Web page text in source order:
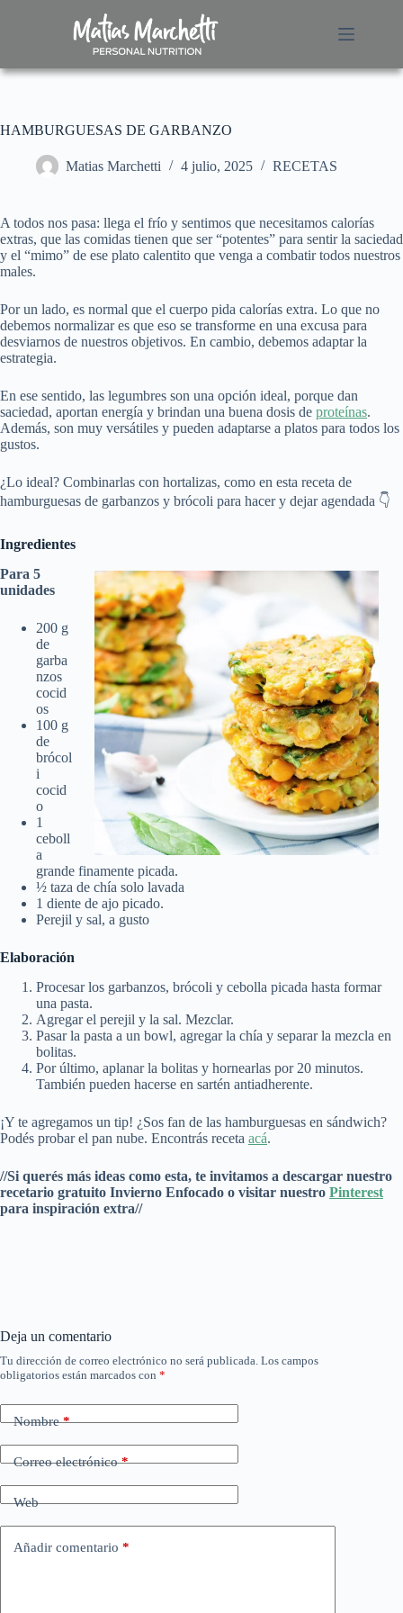
t
l
n
i
d
o
HAMBURGUESAS DE GARBANZO
Matias Marchetti 4 julio, 2025 RECETAS
A todos nos pasa: llega el frío y sentimos que necesitamos calorías
extras, que las comidas tienen que ser “potentes” para sentir la saciedad
y el “mimo” de ese plato calentito que venga a combatir todos nuestros
males.
Por un lado, es normal que el cuerpo pida calorías extra. Lo que no
debemos normalizar es que eso se transforme en una excusa para
desviarnos de nuestros objetivos. En cambio, debemos adaptar la
estrategia.
En ese sentido, las legumbres son una opción ideal, porque dan
saciedad, aportan energía y brindan una buena dosis de proteínas.
Además, son muy versátiles y pueden adaptarse a platos para todos los
gustos.
¿Lo ideal? Combinarlas con hortalizas, como en esta receta de
hamburguesas de garbanzos y brócoli para hacer y dejar agendada 👇
Ingredientes
Para 5
unidades
200 g
de
garba
nzos
cocid
os
100 g
de
brócol
i
cocid
o
1
ceboll
a
grande finamente picada.
½ taza de chía solo lavada
1 diente de ajo picado.
Perejil y sal, a gusto
Elaboración
Procesar los garbanzos, brócoli y cebolla picada hasta formar
una pasta.
Agregar el perejil y la sal. Mezclar.
Pasar la pasta a un bowl, agregar la chía y separar la mezcla en
bolitas.
Por último, aplanar la bolitas y hornearlas por 20 minutos.
También pueden hacerse en sartén antiadherente.
¡Y te agregamos un tip! ¿Sos fan de las hamburguesas en sándwich?
Podés probar el pan nube. Encontrás receta acá.
//Si querés más ideas como esta, te invitamos a descargar nuestro
recetario gratuito Invierno Enfocado o visitar nuestro Pinterest
para inspiración extra//
Deja un comentario
Tu dirección de correo electrónico no será publicada. Los campos
obligatorios están marcados con *
Nombre*
Correo electrónico*
Web
Añadir comentario *